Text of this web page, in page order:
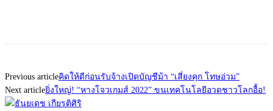
Previous articleคิดให้ดีก่อนรับจ้างเปิดบัญชีม้า “เสี่ยงคุก โทษอ่วม”
Next articleยิ่งใหญ่! “หางโจวเกมส์ 2022” ขนเทคโนโลยีอวดชาวโลกอื้อ!